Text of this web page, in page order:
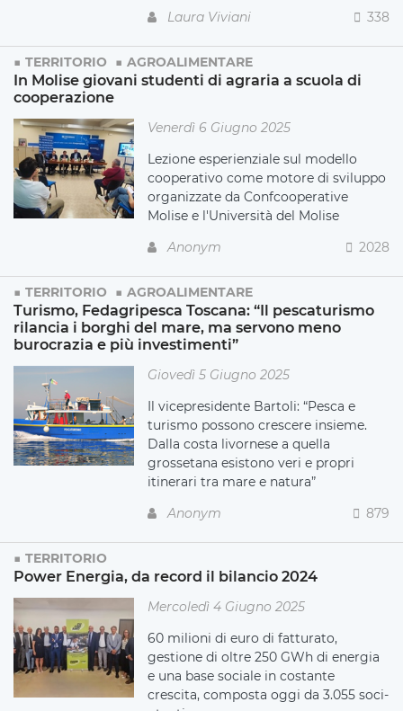
Laura Viviani
338
TERRITORIO AGROALIMENTARE
In Molise giovani studenti di agraria a scuola di
cooperazione
Venerdì 6 Giugno 2025
Lezione esperienziale sul modello
cooperativo come motore di sviluppo
organizzate da Confcooperative
Molise e l'Università del Molise
Anonym
2028
TERRITORIO AGROALIMENTARE
Turismo, Fedagripesca Toscana: “Il pescaturismo
rilancia i borghi del mare, ma servono meno
burocrazia e più investimenti”
Giovedì 5 Giugno 2025
Il vicepresidente Bartoli: “Pesca e
turismo possono crescere insieme.
Dalla costa livornese a quella
grossetana esistono veri e propri
itinerari tra mare e natura”
Anonym
879
TERRITORIO
Power Energia, da record il bilancio 2024
Mercoledì 4 Giugno 2025
60 milioni di euro di fatturato,
gestione di oltre 250 GWh di energia
e una base sociale in costante
crescita, composta oggi da 3.055 soci-